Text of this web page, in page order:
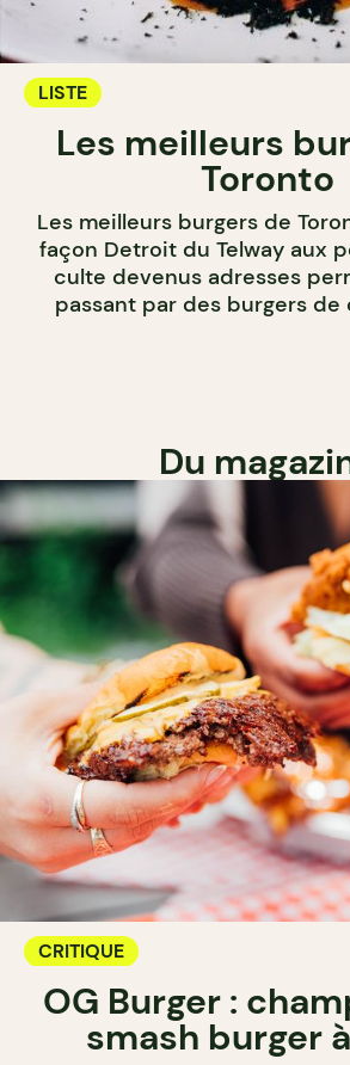
LISTE
Les meilleurs
Toronto
Les meilleurs burgers de
façon Detroit du Telway aux
culte devenus adresses
passant par des burgers de
Du
CRITIQUE
OG Burger :
smash burger